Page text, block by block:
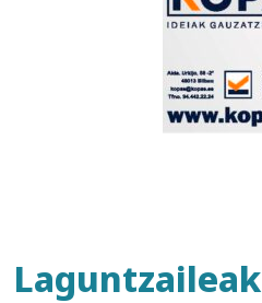
Laguntzaileak